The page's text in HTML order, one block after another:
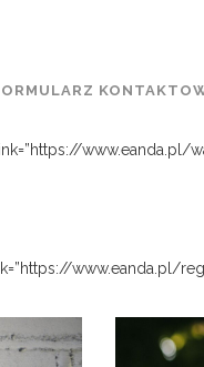
www.eanda.pl/